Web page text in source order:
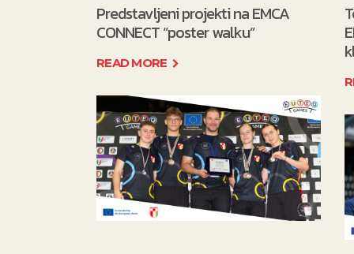
Predstavljeni projekti na EMCA
CONNECT “poster walku”
READ MORE